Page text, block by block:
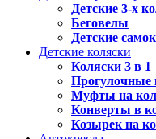
Детские 3-х
Беговелы
Детские
Детские коляски
Коляски 3 в 1
Прогулочные
Муфты на
Конверты в
Козырек на